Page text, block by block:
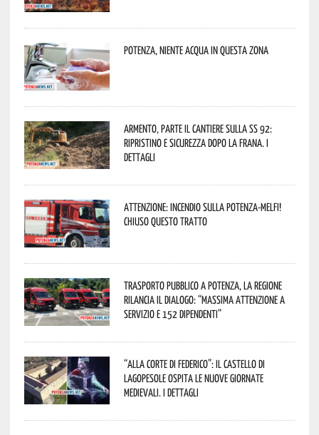
Potenza, niente acqua in questa zona
Armento, parte il cantiere sulla SS 92:
ripristino e sicurezza dopo la frana. I
dettagli
Attenzione: incendio sulla Potenza-Melfi!
Chiuso questo tratto
Trasporto pubblico a Potenza, la Regione
rilancia il dialogo: “Massima attenzione a
servizio e 152 dipendenti”
“Alla corte di Federico”: il Castello di
Lagopesole ospita le nuove Giornate
Medievali. I dettagli